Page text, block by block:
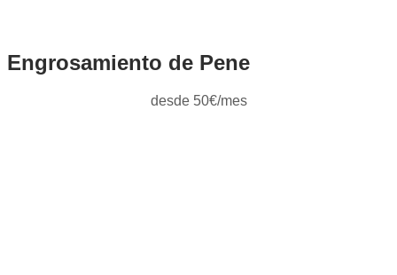
Engrosamiento de Pene
desde 50€/mes